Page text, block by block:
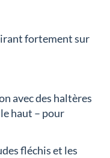
fortement sur
avec des haltères
haut – pour
fléchis et les